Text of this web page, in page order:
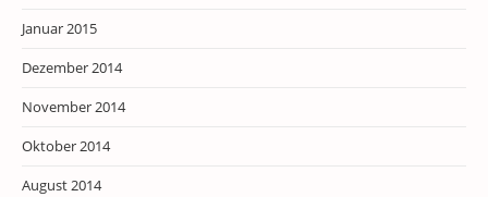
Januar 2015
Dezember 2014
November 2014
Oktober 2014
August 2014